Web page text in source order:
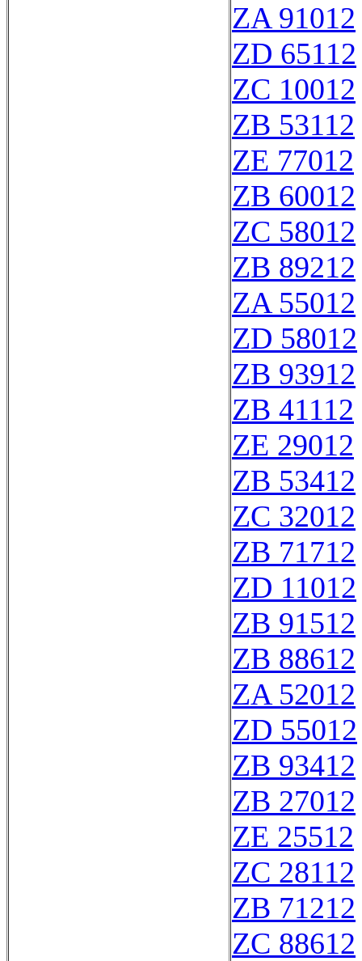
ZA 91012
ZD 65112
ZC 10012
ZB 53112
ZE 77012
ZB 60012
ZC 58012
ZB 89212
ZA 55012
ZD 58012
ZB 93912
ZB 41112
ZE 29012
ZB 53412
ZC 32012
ZB 71712
ZD 11012
ZB 91512
ZB 88612
ZA 52012
ZD 55012
ZB 93412
ZB 27012
ZE 25512
ZC 28112
ZB 71212
ZC 88612